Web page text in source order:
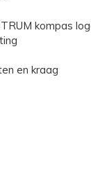
kompas
en kraag